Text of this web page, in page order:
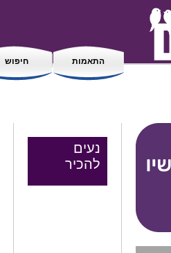
התאמות חיפוש
נעים
להכיר